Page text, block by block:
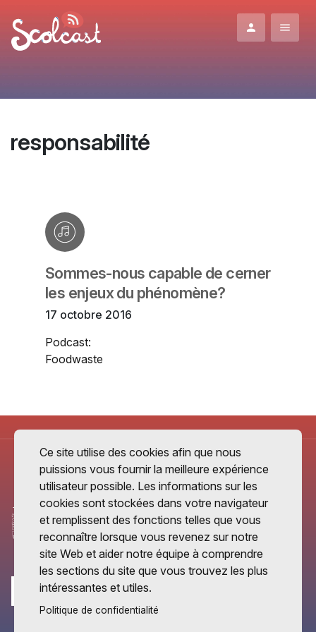
responsabilité
Sommes-nous capable de cerner
les enjeux du phénomène?
17 octobre 2016
Podcast:
Foodwaste
Ce site utilise des cookies afin que nous
puissions vous fournir la meilleure expérience
utilisateur possible. Les informations sur les
cookies sont stockées dans votre navigateur
et remplissent des fonctions telles que vous
reconnaître lorsque vous revenez sur notre
site Web et aider notre équipe à comprendre
les sections du site que vous trouvez les plus
intéressantes et utiles.
Politique de confidentialité